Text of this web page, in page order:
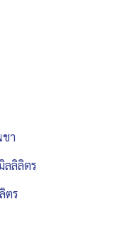
า
ลลิลิตร
ตร